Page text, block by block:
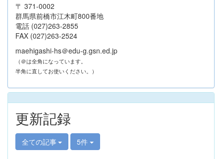
〒 371-0002
群馬県前橋市江木町800番地
電話 (027)263-2855
FAX (027)263-2524
maehigashi-hs＠edu-g.gsn.ed.jp
（＠は全角になっています。
半角に直してお使いください。）
更新記録
全ての記事 5件